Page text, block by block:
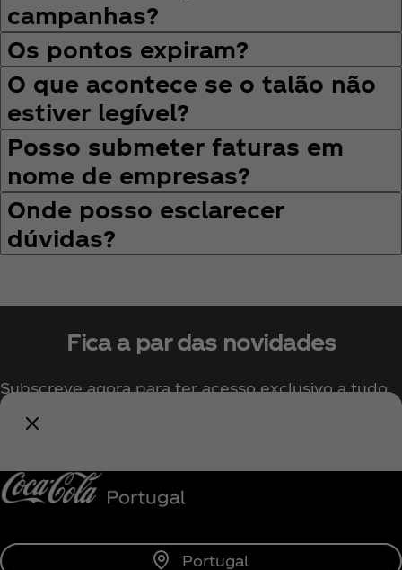
campanhas?
Os pontos expiram?
O que acontece se o talão não
estiver legível?
Posso submeter faturas em
nome de empresas?
Onde posso esclarecer
dúvidas?
Fica a par das novidades
Subscreve agora para ter acesso exclusivo a tudo
sobre a Coca‑Cola!
Portugal